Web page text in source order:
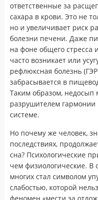
ответственные за
сахара в крови. Это не
но и увеличивает риск
болезни печени. Даже
на фоне общего
часто возникает или
рефлюксная болезнь
забрасывается в
Таким образом, недосып
разрушителем
системе.
Но почему же человек,
последствиях,
сна? Психологические
чем физиологические. В
многих стал символом
слабостью, которой